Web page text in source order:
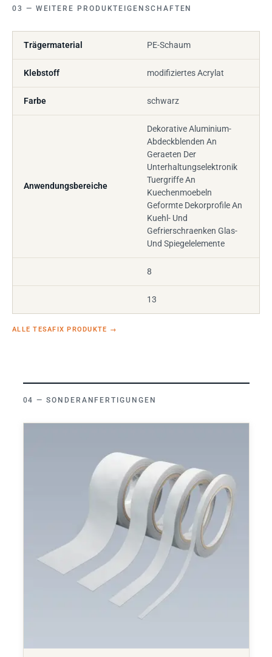
WEITERE PRODUKTEIGENSCHAFTEN
Trägermaterial PE-Schaum
Klebstoff modifiziertes Acrylat
Farbe schwarz
Anwendungsbereiche
Dekorative Aluminium-
Abdeckblenden An
Geraeten Der
Unterhaltungselektronik
Tuergriffe An
Kuechenmoebeln
Geformte Dekorprofile An
Kuehl- Und
Gefrierschraenken Glas-
Und Spiegelelemente
8
13
ALLE TESAFIX PRODUKTE →
SONDERANFERTIGUNGEN